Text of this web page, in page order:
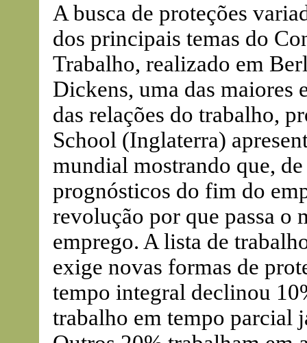
A busca de proteções
dos principais temas do
Trabalho, realizado em
Dickens, uma das maiores
das relações do trabalho,
School (Inglaterra)
mundial mostrando que,
prognósticos do fim do
revolução por que passa o
emprego. A lista de
exige novas formas de
tempo integral declinou
trabalho em tempo parcial